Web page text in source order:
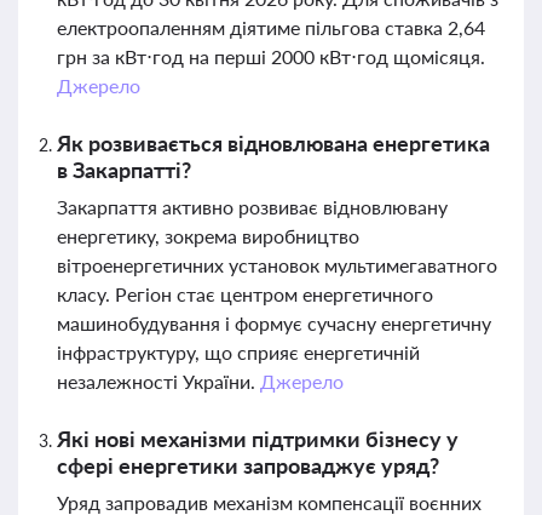
електроопаленням діятиме пільгова ставка 2,64
грн за кВт⋅год на перші 2000 кВт⋅год щомісяця.
Джерело
Як розвивається відновлювана енергетика
в Закарпатті?
Закарпаття активно розвиває відновлювану
енергетику, зокрема виробництво
вітроенергетичних установок мультимегаватного
класу. Регіон стає центром енергетичного
машинобудування і формує сучасну енергетичну
інфраструктуру, що сприяє енергетичній
незалежності України. Джерело
Які нові механізми підтримки бізнесу у
сфері енергетики запроваджує уряд?
Уряд запровадив механізм компенсації воєнних